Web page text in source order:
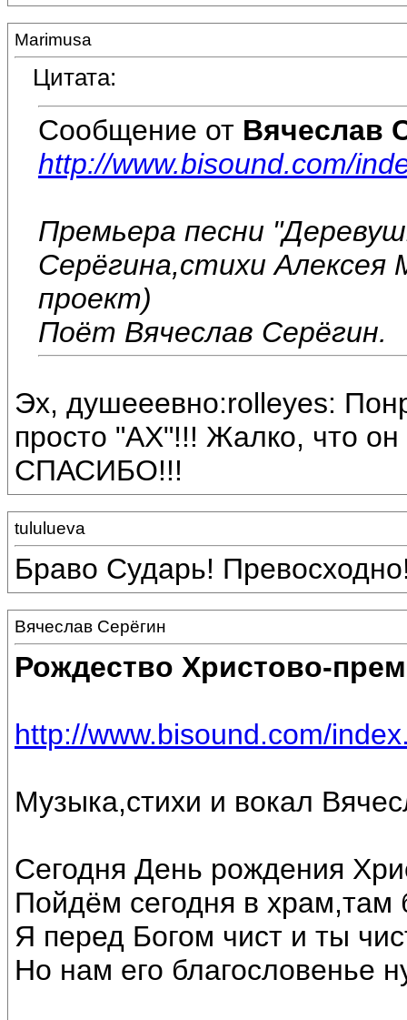
Marimusa
Цитата:
Сообщение от Вячеслав
http://www.bisound.com/
Премьера песни
Серёгина,стихи
проект)
Поёт Вячеслав Серёгин.
Эх, душееевно:rolleyes:
просто "АХ"!!! Жалко, что
СПАСИБО!!!
tululueva
Браво Сударь!
Вячеслав Серёгин
Рождество Христово-
http://www.bisound.com/
Музыка,стихи и вокал
Сегодня День рождения
Пойдём сегодня в храм,там
Я перед Богом чист и ты
Но нам его благословенье